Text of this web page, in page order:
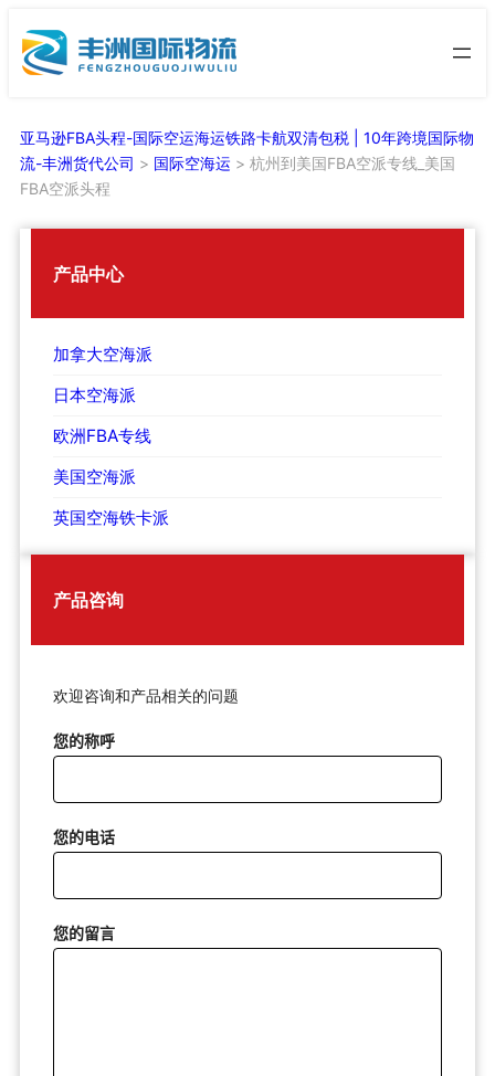
至
亚马逊FBA头程-国际空运海运铁路卡航双清包税 | 10年跨境国际物
流-丰洲货代公司 > 国际空海运 > 杭州到美国FBA空派专线_美国
FBA空派头程
产品中心
加拿大空海派
日本空海派
欧洲FBA专线
美国空海派
英国空海铁卡派
产品咨询
欢迎咨询和产品相关的问题
您的称呼
您的电话
您的留言